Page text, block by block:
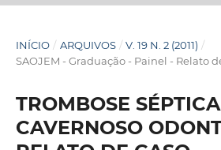
INÍCIO / ARQUIVOS / V. 19 N. 2 (2011) /
SAOJEM - Graduação - Painel - Relato
TROMBOSE
CAVERNOSO